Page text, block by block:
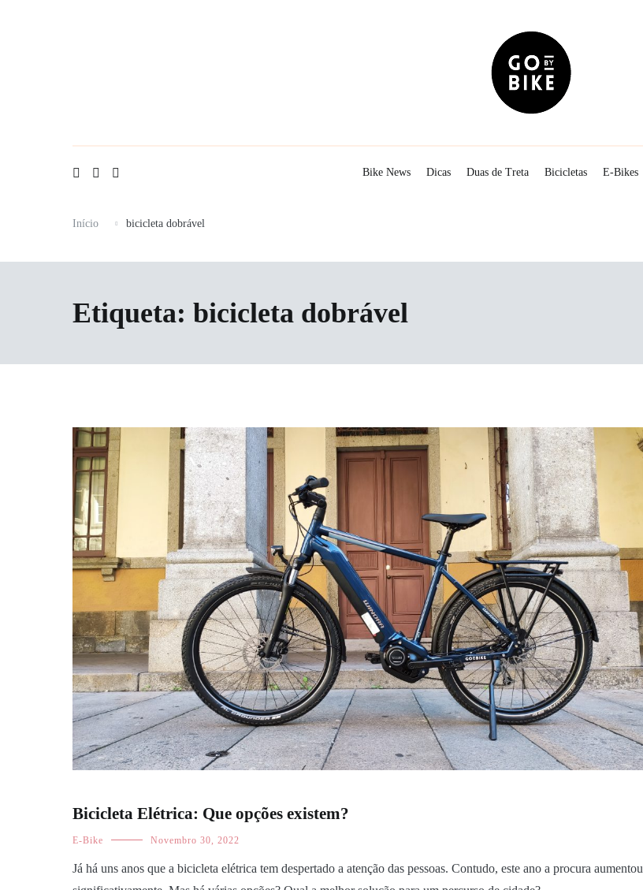
Bike News
Dicas Duas de Treta Bicicletas E-Bikes
Início bicicleta dobrável
Etiqueta: bicicleta dobrável
Bicicleta Elétrica: Que opções existem?
E-Bike Novembro 30, 2022
Já há uns anos que a bicicleta elétrica tem despertado a atenção das pessoas. Contudo, este ano a procura aumentou